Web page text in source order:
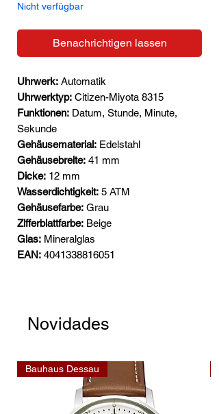
Nicht verfügbar
Benachrichtigen lassen
Uhrwerk: Automatik
Uhrwerktyp: Citizen-Miyota 8315
Funktionen: Datum, Stunde, Minute,
Sekunde
Gehäusematerial: Edelstahl
Gehäusebreite: 41 mm
Dicke: 12 mm
Wasserdichtigkeit: 5 ATM
Gehäusefarbe: Grau
Zifferblattfarbe: Beige
Glas: Mineralglas
EAN: 4041338816051
Novidades
Bauhaus Dessau